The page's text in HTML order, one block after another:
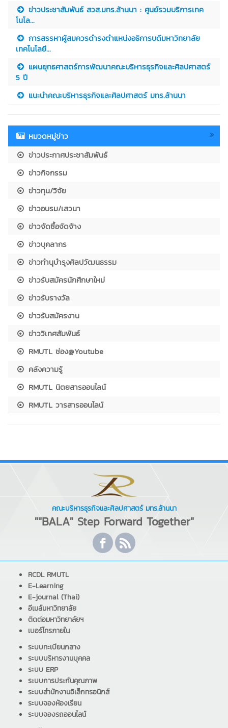
ข่าวประชาสัมพันธ์ สวส.มทร.ล้านนา : ศูนย์รวมบริการเทค
โนโล...
การสรรหาผู้สมควรดำรงตำแหน่งอธิการบดีมหาวิทยาลัย
เทคโนโลยี...
แผนยุทธศาสตร์การพัฒนาคณะบริหารธุรกิจและศิลปศาสตร์
5 ปี
แนะนำคณะบริหารธุรกิจและศิลปศาสตร์ มทร.ล้านนา
หมวดหมู่ข่าว
ข่าวประกาศประชาสัมพันธ์
ข่าวกิจกรรม
ข่าวทุน/วิจัย
ข่าวอบรม/เสวนา
ข่าวจัดซื้อจัดจ้าง
ข่าวบุคลากร
ข่าวทำนุบำรุงศิลปวัฒนธรรม
ข่าวรับสมัครนักศึกษาใหม่
ข่าวรับรางวัล
ข่าวรับสมัครงาน
ข่าววิเทศสัมพันธ์
RMUTL ช่อง@Youtube
คลังความรู้
RMUTL นิตยสารออนไลน์
RMUTL วารสารออนไลน์
คณะบริหารธุรกิจและศิลปศาสตร์ มทร.ล้านนา
""BALA" Step Forward Together"
RCDL RMUTL
E-Learning
E-journal (Thai)
อีเมล์มหาวิทยาลัย
ติดต่อมหาวิทยาลัยฯ
เบอร์โทรภายใน
ระบบทะเบียนกลาง
ระบบบริหารงานบุคคล
ระบบ ERP
ระบบการประกันคุณภาพ
ระบบสำนักงานอิเล็กทรอนิกส์
ระบบจองห้องเรียน
ระบบจองรถออนไลน์